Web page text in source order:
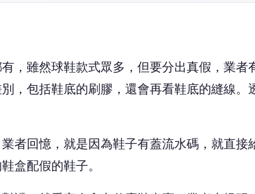
，雖然球鞋款式眾多，但要分出真假，業者
，包括鞋底的刷膠，還會再看鞋底的縫線。
者回憶，就是因為鞋子有蓋流水碼，就直接
盒配假的鞋子。